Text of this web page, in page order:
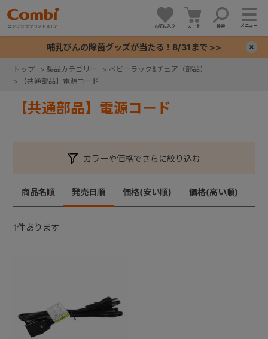
お気に入り カート 検索 メニュー
哺乳びんの除菌グッズが当たる！8/31まで >>
トップ > 製品カテゴリー > ベビーラック&チェア（部品）
>
【共通部品】電源コード
【共通部品】電源コード
カラーや価格でさらに絞り込む
商品名順 発売日順 価格(安い順) 価格(高い順)
1件あります